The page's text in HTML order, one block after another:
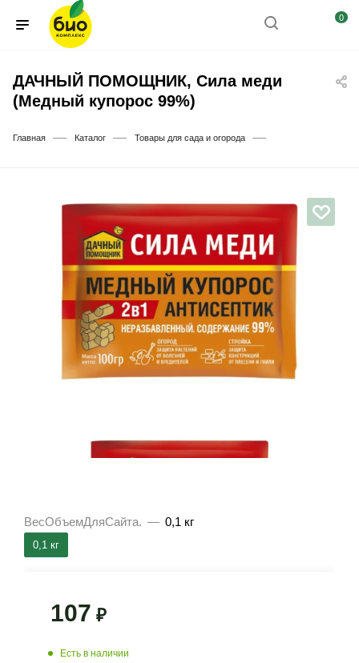
0
ДАЧНЫЙ ПОМОЩНИК, Сила меди
(Медный купорос 99%)
Главная — Каталог — Товары для сада и огорода —
ВесОбъемДляСайта. — 0,1 кг
0,1 кг
107 ₽
Есть в наличии